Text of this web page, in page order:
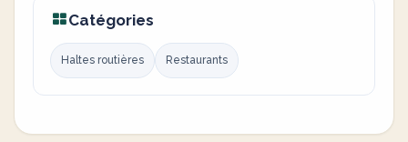
Catégories
Haltes routières Restaurants